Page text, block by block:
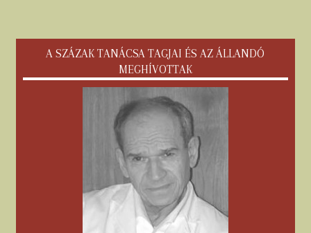
A SZÁZAK TANÁCSA TAGJAI ÉS AZ ÁLLANDÓ
MEGHÍVOTTAK